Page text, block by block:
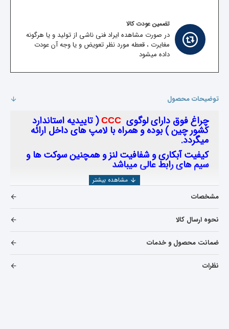
تضمین عودت کالا
در صورت مشاهده ایراد فنی ناشی از تولید و یا هرگونه
مغایرت ، قعطه مورد نظر تعویض و یا وجه آن عودت
داده میشود
توضیحات محصول
چراغ فوق دارای لوگوی CCC ( تاییدیه استاندارد
کشور چین )‌ بوده و همراه با لامپ های داخل ارائه
میگردد.
کیفیت آبکاری و شفافیت لنز و همچنین سوکت ها و
سیم های رابط عالی میباشد
مشخصات
نحوه ارسال کالا
ضمانت محصول و خدمات
نظرات